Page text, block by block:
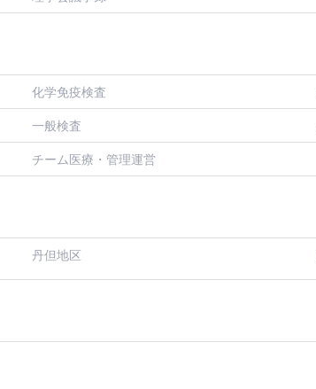
化学免疫検査
一般検査
チーム医療・管理運営
丹但地区